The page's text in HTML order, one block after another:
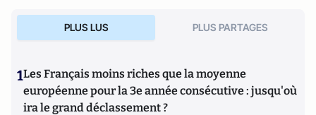
PLUS LUS PLUS PARTAGES
1Les Français moins riches que la moyenne
européenne pour la 3e année consécutive : jusqu'où
ira le grand déclassement ?